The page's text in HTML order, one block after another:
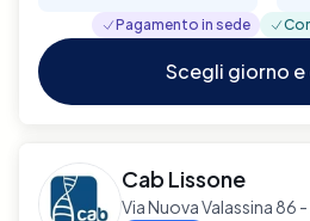
Pagamento in sede
Scegli giorno e
Cab Lissone
Via Nuova Valassina 86